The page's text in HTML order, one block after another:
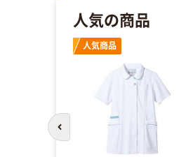
人気の商品
人気商品